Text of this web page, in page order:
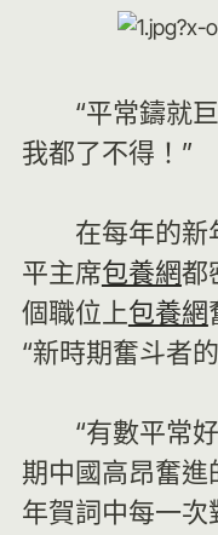
“平常鑄就
我都了不得！”
在每年的新
平主席包養網都
個職位上包養網
“新時期奮斗者
“有數平常
期中國高昂奮進
年賀詞中每一